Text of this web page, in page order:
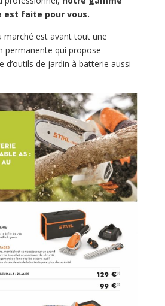
est faite pour vous.
marché est avant tout une
permanente qui propose
d’outils de jardin à batterie aussi